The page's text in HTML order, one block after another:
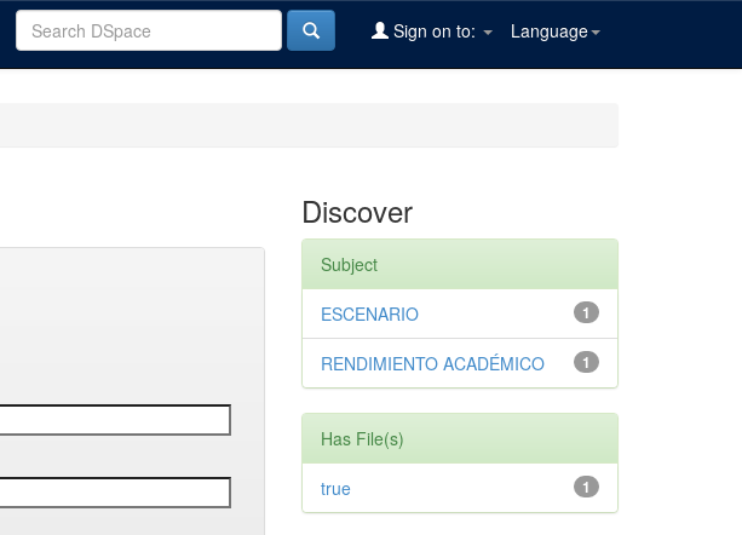
Language
Sign on to:
Discover
Subject
1
ESCENARIO
1
RENDIMIENTO ACADÉMICO
Has File(s)
1
true